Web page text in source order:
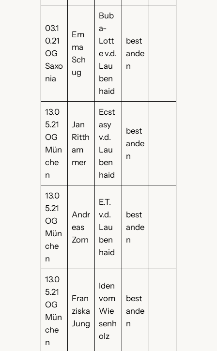
03.1
0.21
OG
Saxo
nia
Em
ma
Sch
ug
Bub
a-
Lott
e v.d.
Lau
ben
haid
best
ande
n
13.0
5.21
OG
Mün
che
n
Jan
Ritth
am
mer
Ecst
asy
v.d.
Lau
ben
haid
best
ande
n
13.0
5.21
OG
Mün
che
n
Andr
eas
Zorn
E.T.
v.d.
Lau
ben
haid
best
ande
n
13.0
5.21
OG
Mün
che
n
Fran
ziska
Jung
Iden
vom
Wie
senh
olz
best
ande
n